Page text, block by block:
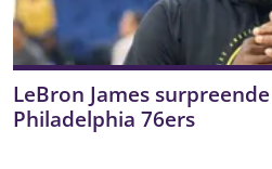
LeBron James
Philadelphia 76ers